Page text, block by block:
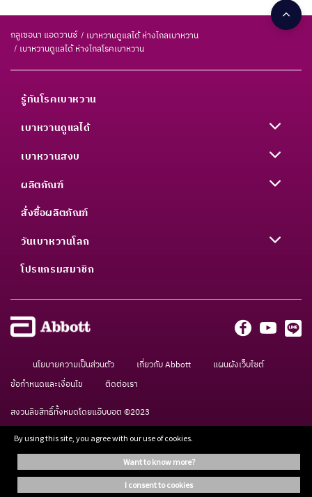
กลูเซอนา แอดวานซ์
เบาหวานดูแลได้ ห่างไกลเบาหวาน
เบาหวานดูแลได้ ห่างไกลโรคเบาหวาน
รู้ทันโรคเบาหวาน
เบาหวานดูแลได้
เบาหวานสงบ
ผลิตภัณฑ์
สั่งซื้อผลิตภัณฑ์
วันเบาหวานโลก
โปรแกรมสมาชิก
นโยบายความเป็นส่วนตัว เกี่ยวกับ Abbott
แผนผังเว็บไซต์
ข้อกำหนดและเงื่อนไข
ติดต่อเรา
สงวนลิขสิทธิ์ทั้งหมดโดยแอ๊บบอต ©2023
เอนชัวร์อาหารทางการแพทย์ กรุณาใช้ภายใต้การดูแลของแพทย์ ข้อมูลบนเว็บไซต์นี้จัด
ทำขึ้นเพื่อให้ข้อมูลเท่านั้น ไม่ได้เป็นคำแนะนำจากผู้เชี่ยวชาญแต่อย่างใด กรุณาปรึกษา
By using this site, you agree with our use of cookies.
want to know more?
i consent to cookies